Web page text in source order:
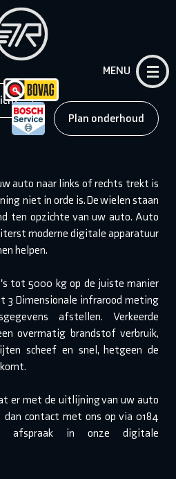
Plan onderhoud
MENU
auto naar links of rechts trekt is
niet in orde is. De wielen staan
ten opzichte van uw auto. Auto
moderne digitale apparatuur
helpen.
tot 5000 kg op de juiste manier
3 Dimensionale infrarood meting
afstellen. Verkeerde
overmatig brandstof verbruik,
scheef en snel, hetgeen de
er met de uitlijning van uw auto
contact met ons op via 0184
afspraak in onze digitale